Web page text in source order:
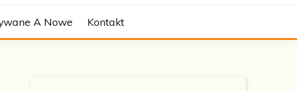
A Nowe Kontakt